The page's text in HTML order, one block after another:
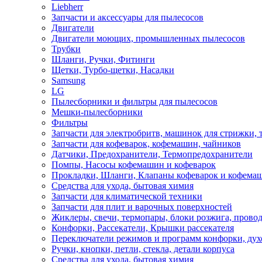
Liebherr
Запчасти и аксессуары для пылесосов
Двигатели
Двигатели моющих, промышленных пылесосов
Трубки
Шланги, Ручки, Фитинги
Щетки, Турбо-щетки, Насадки
Samsung
LG
Пылесборники и фильтры для пылесосов
Мешки-пылесборники
Фильтры
Запчасти для электробритв, машинок для стрижки,
Запчасти для кофеварок, кофемашин, чайников
Датчики, Предохранители, Термопредохранители
Помпы, Насосы кофемашин и кофеварок
Прокладки, Шланги, Клапаны кофеварок и
Средства для ухода, бытовая химия
Запчасти для климатической техники
Запчасти для плит и варочных поверхностей
Жиклеры, свечи, термопары, блоки розжига,
Конфорки, Рассекатели, Крышки рассекателя
Переключатели режимов и программ конфорки,
Ручки, кнопки, петли, стекла, детали корпуса
Средства для ухода, бытовая химия